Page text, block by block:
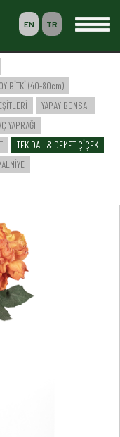
EN TR
80cm)
40cm)
BİTKİ
ÇİT
BİTKİ (40-80cm)
YAPAY BONSAI
YAPRAĞI
TEK DAL & DEMET ÇİÇEK